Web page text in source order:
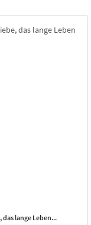
lange Leben...